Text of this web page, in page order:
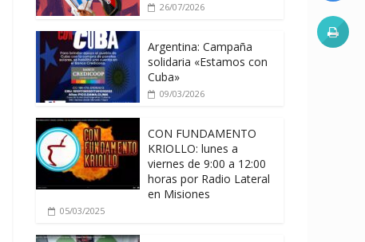
26/07/2026
Argentina: Campaña
solidaria «Estamos con
Cuba»
09/03/2026
CON FUNDAMENTO
KRIOLLO: lunes a
viernes de 9:00 a 12:00
horas por Radio Lateral
en Misiones
05/03/2025